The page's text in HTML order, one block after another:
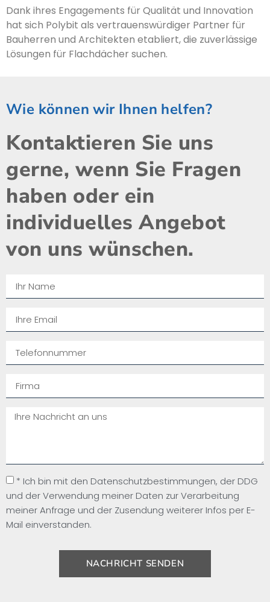
Dank ihres Engagements für Qualität und Innovation
hat sich Polybit als vertrauenswürdiger Partner für
Bauherren und Architekten etabliert, die zuverlässige
Lösungen für Flachdächer suchen.
Wie können wir Ihnen helfen?
Kontaktieren Sie uns
gerne, wenn Sie Fragen
haben oder ein
individuelles Angebot
von uns wünschen.​
* Ich bin mit den Datenschutzbestimmungen, der DDG
und der Verwendung meiner Daten zur Verarbeitung
meiner Anfrage und der Zusendung weiterer Infos per E-
Mail einverstanden.
NACHRICHT SENDEN